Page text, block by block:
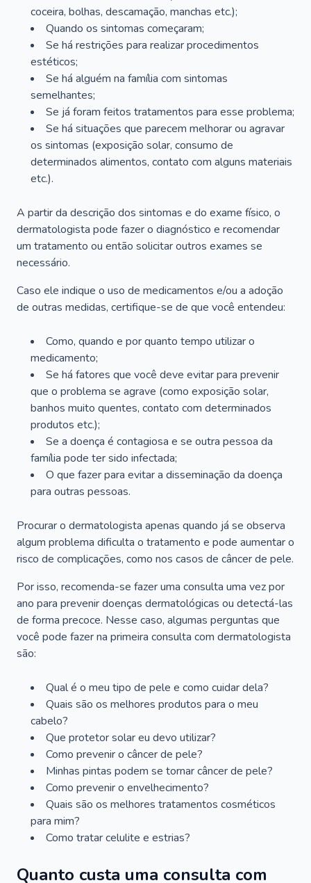
coceira, bolhas, descamação, manchas etc.);
Quando os sintomas começaram;
Se há restrições para realizar procedimentos
estéticos;
Se há alguém na família com sintomas
semelhantes;
Se já foram feitos tratamentos para esse problema;
Se há situações que parecem melhorar ou agravar
os sintomas (exposição solar, consumo de
determinados alimentos, contato com alguns materiais
etc.).
A partir da descrição dos sintomas e do exame físico, o
dermatologista pode fazer o diagnóstico e recomendar
um tratamento ou então solicitar outros exames se
necessário.
Caso ele indique o uso de medicamentos e/ou a adoção
de outras medidas, certifique-se de que você entendeu:
Como, quando e por quanto tempo utilizar o
medicamento;
Se há fatores que você deve evitar para prevenir
que o problema se agrave (como exposição solar,
banhos muito quentes, contato com determinados
produtos etc.);
Se a doença é contagiosa e se outra pessoa da
família pode ter sido infectada;
O que fazer para evitar a disseminação da doença
para outras pessoas.
Procurar o dermatologista apenas quando já se observa
algum problema dificulta o tratamento e pode aumentar o
risco de complicações, como nos casos de câncer de pele.
Por isso, recomenda-se fazer uma consulta uma vez por
ano para prevenir doenças dermatológicas ou detectá-las
de forma precoce. Nesse caso, algumas perguntas que
você pode fazer na primeira consulta com dermatologista
são:
Qual é o meu tipo de pele e como cuidar dela?
Quais são os melhores produtos para o meu
cabelo?
Que protetor solar eu devo utilizar?
Como prevenir o câncer de pele?
Minhas pintas podem se tornar câncer de pele?
Como prevenir o envelhecimento?
Quais são os melhores tratamentos cosméticos
para mim?
Como tratar celulite e estrias?
Quanto custa uma consulta com